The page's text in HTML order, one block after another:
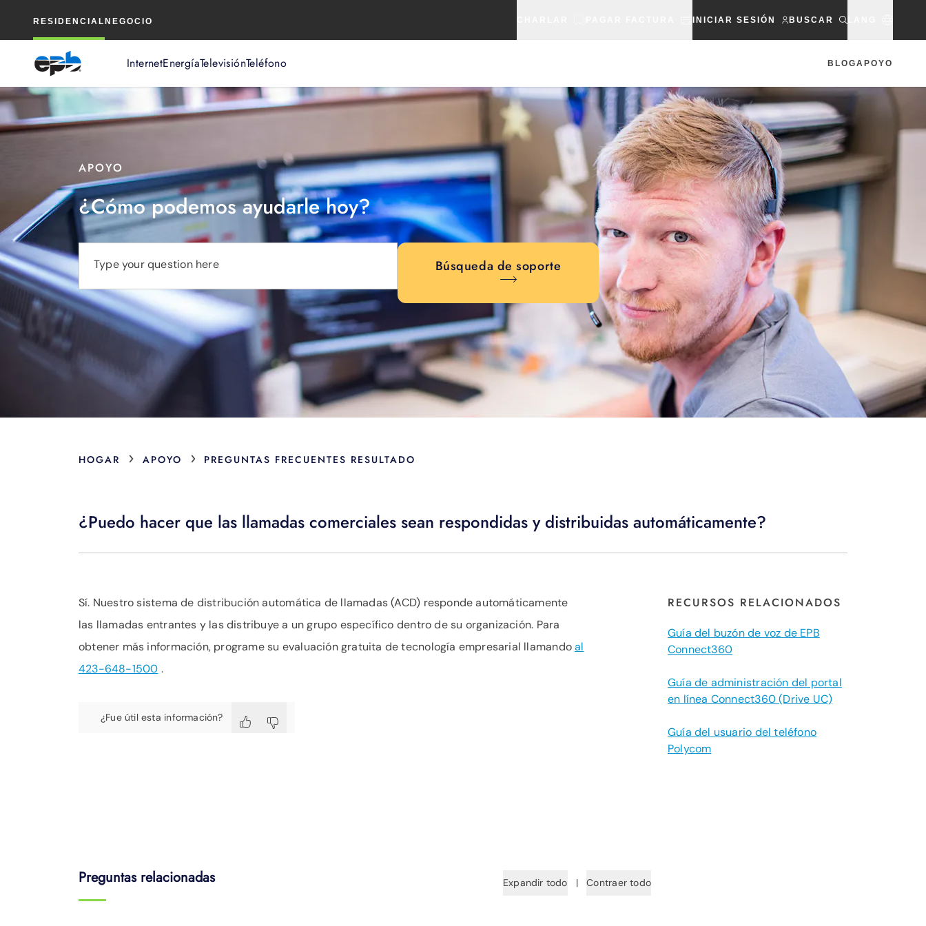
RESIDENCIAL NEGOCIO INICIAR SESIÓN BUSCAR
InternetEnergíaTelevisiónTeléfono BLOGAPOYO
principal
APOYO
¿Cómo podemos ayudarle hoy?
Type your question here Búsqueda de soporte
HOGAR › APOYO › PREGUNTAS FRECUENTES RESULTADO
¿Puedo hacer que las llamadas comerciales sean respondidas y distribuidas automáticamente?
Sí. Nuestro sistema de distribución automática de llamadas (ACD) responde automáticamente
las llamadas entrantes y las distribuye a un grupo específico dentro de su organización. Para
obtener más información, programe su evaluación gratuita de tecnología empresarial llamandoal
423-648-1500 .
¿Fue útil esta información?
RECURSOS RELACIONADOS
Guía del buzón de voz de EPB
Connect360
Guía de administración del portal
en línea Connect360 (Drive UC)
Guía del usuario del teléfono
Polycom
Preguntas relacionadas Expandir todo | Contraer todo